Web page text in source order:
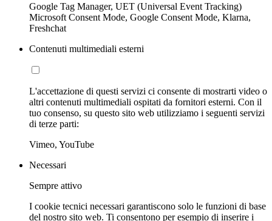
Google Tag Manager, UET (Universal Event Tracking)
Microsoft Consent Mode, Google Consent Mode, Klarna,
Freshchat
Contenuti multimediali esterni
L'accettazione di questi servizi ci consente di mostrarti video o
altri contenuti multimediali ospitati da fornitori esterni. Con il
tuo consenso, su questo sito web utilizziamo i seguenti servizi
di terze parti:
Vimeo, YouTube
Necessari
Sempre attivo
I cookie tecnici necessari garantiscono solo le funzioni di base
del nostro sito web. Ti consentono per esempio di inserire i